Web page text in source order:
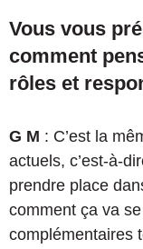
Vous vous
comment
rôles et
G M : C’est la
actuels, c’est-à-
prendre place
comment ça va
complémentaires